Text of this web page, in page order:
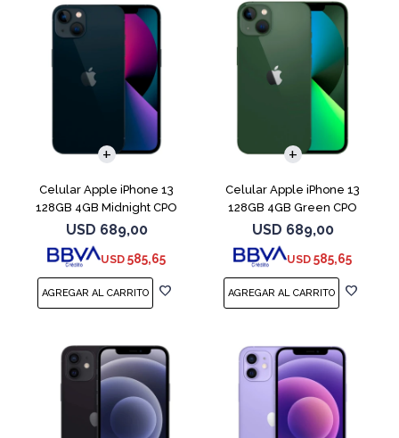
Celular Apple iPhone 13
128GB 4GB Midnight CPO
USD 689,00
USD 585,65
Celular Apple iPhone 13
128GB 4GB Green CPO
USD 689,00
USD 585,65
COMPARAR